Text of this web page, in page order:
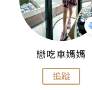
戀吃車媽媽
追蹤